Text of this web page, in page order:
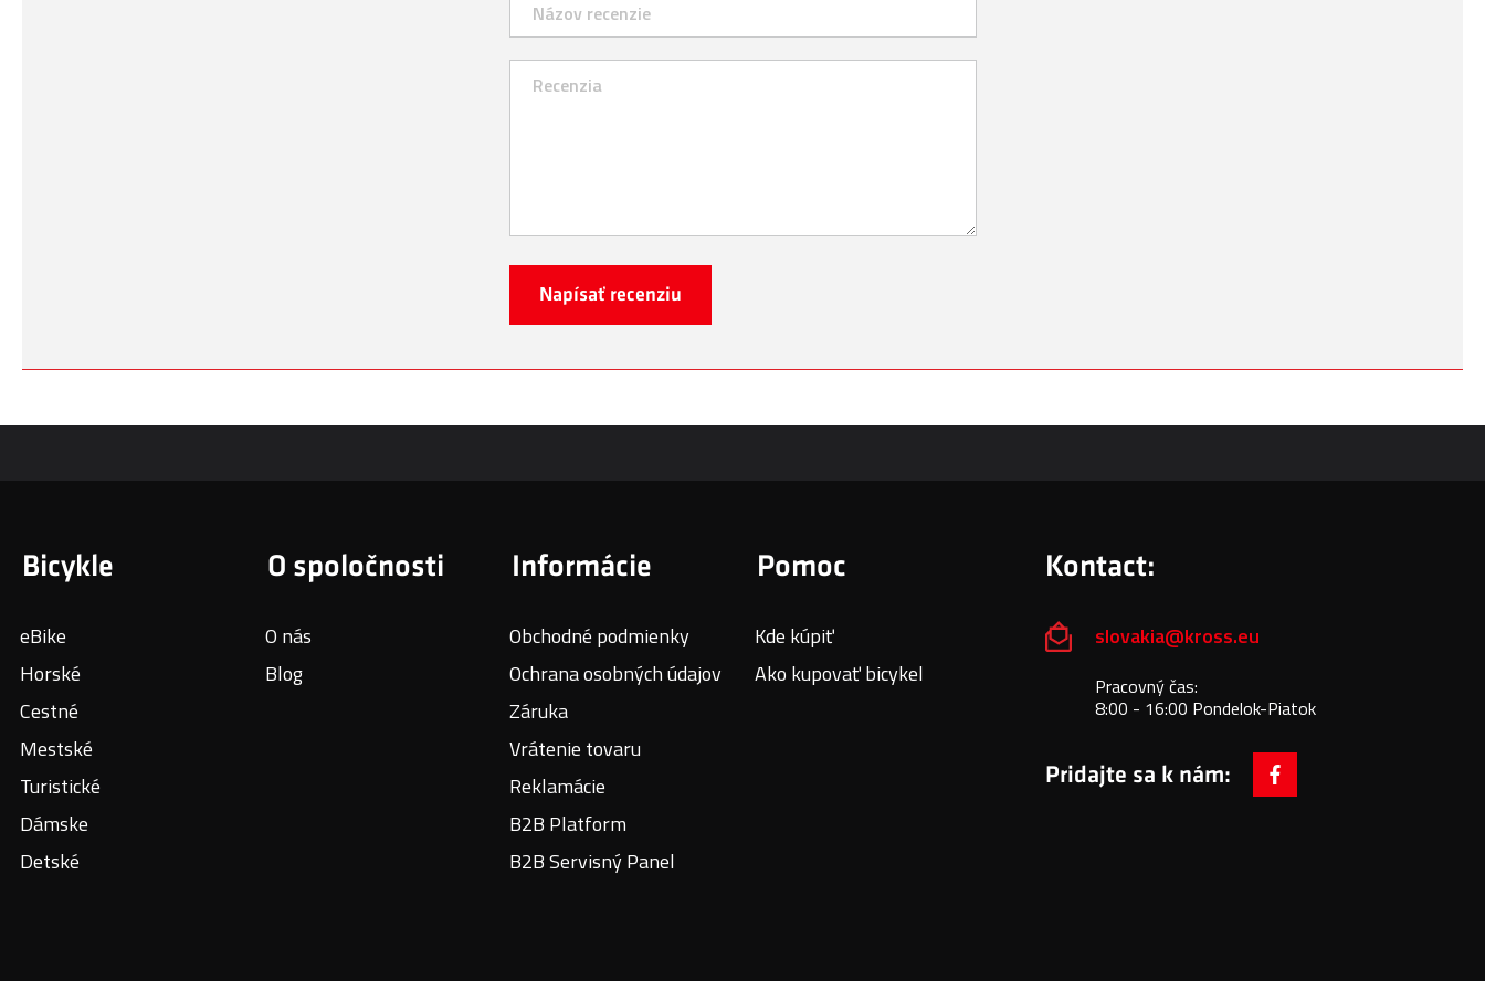
Napísať recenziu
Bicykle
eBike
Horské
Cestné
Mestské
Turistické
Dámske
Detské
O spoločnosti
O nás
Blog
Informácie
Obchodné podmienky
Ochrana osobných údajov
Záruka
Vrátenie tovaru
Reklamácie
B2B Platform
B2B Servisný Panel
Pomoc
Kde kúpiť
Ako kupovať bicykel
Kontact:
slovakia@kross.eu
Pracovný čas:
8:00 - 16:00 Pondelok-Piatok
Pridajte sa k nám: facebook